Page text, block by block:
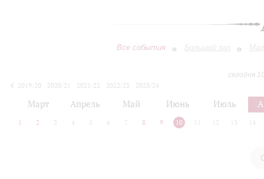
Все события Большой зал
сегодня
2019/20
2020/21 2021/22 2022/23
2023/24
Март Апрель Май Июнь Июль
1 2 3 4 5 6 7 8 9 10 12 13 14